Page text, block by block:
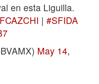
en esta Liguilla.
| #SFIDA
May 14,